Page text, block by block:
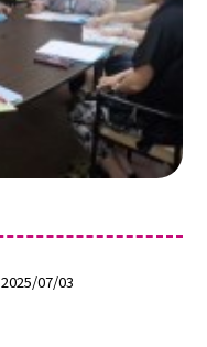
2025/07/03